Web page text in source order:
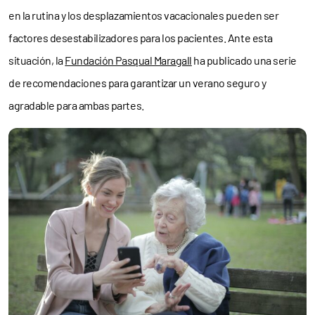
en la rutina y los desplazamientos vacacionales pueden ser
factores desestabilizadores para los pacientes. Ante esta
situación, laFundación Pasqual Maragall ha publicado una serie
de recomendaciones para garantizar un verano seguro y
agradable para ambas partes.